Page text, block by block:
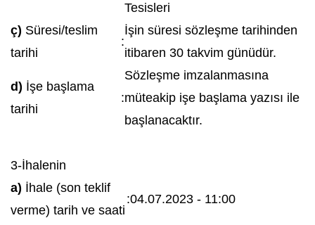
Tesisleri
ç) Süresi/teslim
tarihi
:
İşin süresi sözleşme tarihinden
itibaren 30 takvim günüdür.
d) İşe başlama
tarihi
:
Sözleşme imzalanmasına
müteakip işe başlama yazısı ile
başlanacaktır.
3-İhalenin
a) İhale (son teklif
verme) tarih ve saati
:04.07.2023 - 11:00